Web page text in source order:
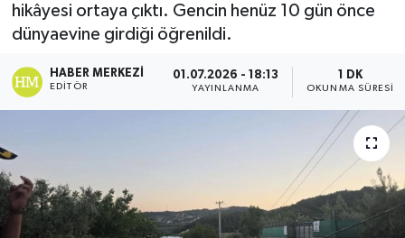
hikâyesi ortaya çıktı. Gencin henüz 10 gün önce
dünyaevine girdiği öğrenildi.
HABER MERKEZI
EDITÖR
01.07.2026 - 18:13
YAYINLANMA
1 DK
OKUNMA SÜRESI